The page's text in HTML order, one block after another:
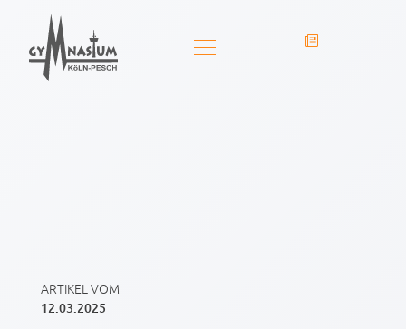
ARTIKEL VOM
12.03.2025